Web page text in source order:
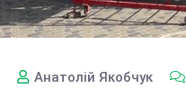
Анатолій Якобчук